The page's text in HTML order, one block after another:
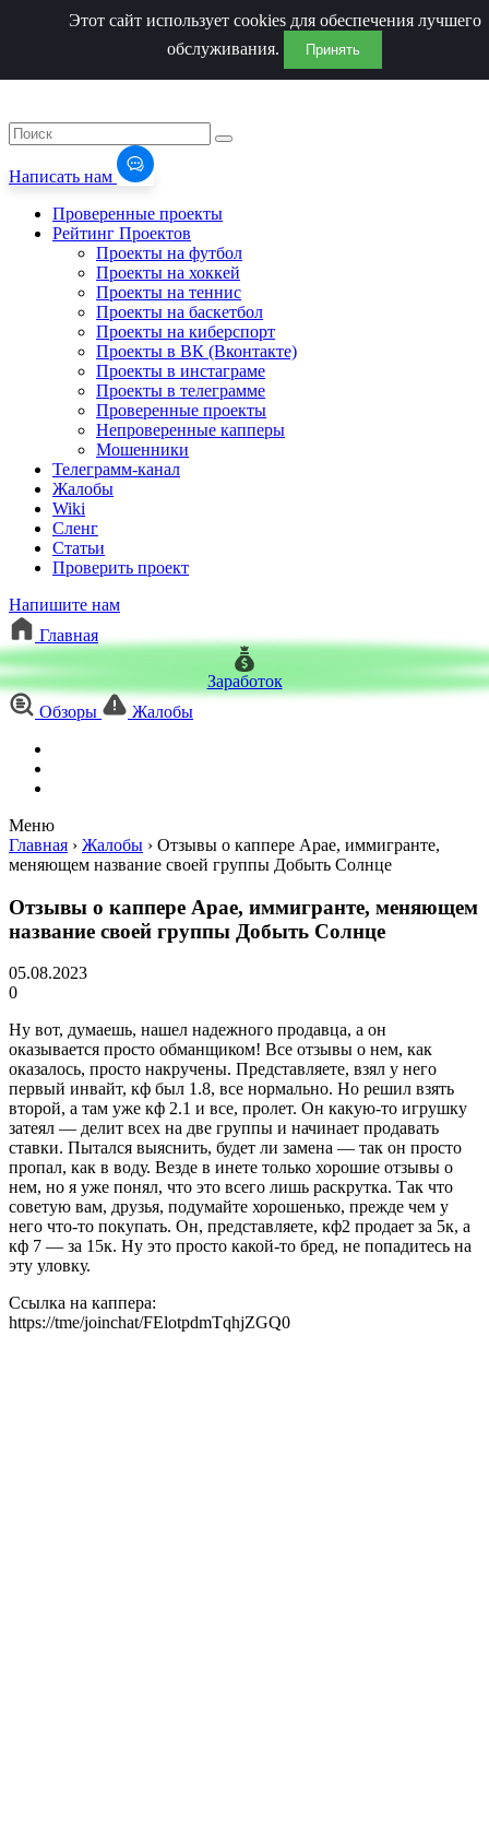
Написать нам
Проверенные проекты
Рейтинг Проектов
Проекты на футбол
Проекты на хоккей
Проекты на теннис
Проекты на баскетбол
Проекты на киберспорт
Проекты в ВК (Вконтакте)
Проекты в инстаграме
Проекты в телеграмме
Проверенные проекты
Непроверенные капперы
Мошенники
Телеграмм-канал
Жалобы
Wiki
Сленг
Статьи
Проверить проект
Напишите нам
Главная
Заработок
Обзоры
Жалобы
Меню
Этот сайт использует cookies для обеспечения лучшего
обслуживания.
Принять
Главная › Жалобы › Отзывы о каппере Арае, иммигранте,
меняющем название своей группы Добыть Солнце
Отзывы о каппере Арае, иммигранте, меняющем
название своей группы Добыть Солнце
05.08.2023
0
Ну вот, думаешь, нашел надежного продавца, а он
оказывается просто обманщиком! Все отзывы о нем, как
оказалось, просто накручены. Представляете, взял у него
первый инвайт, кф был 1.8, все нормально. Но решил взять
второй, а там уже кф 2.1 и все, пролет. Он какую-то игрушку
затеял — делит всех на две группы и начинает продавать
ставки. Пытался выяснить, будет ли замена — так он просто
пропал, как в воду. Везде в инете только хорошие отзывы о
нем, но я уже понял, что это всего лишь раскрутка. Так что
советую вам, друзья, подумайте хорошенько, прежде чем у
него что-то покупать. Он, представляете, кф2 продает за 5к, а
кф 7 — за 15к. Ну это просто какой-то бред, не попадитесь на
эту уловку.
Ссылка на каппера:
https://tme/joinchat/FElotpdmTqhjZGQ0